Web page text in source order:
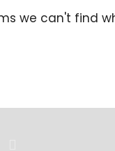
we can't find